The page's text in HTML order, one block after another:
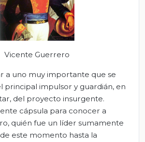
Vicente Guerrero
a uno muy importante que se
principal impulsor y guardián, en
del proyecto insurgente.
cápsula para conocer a
quién fue un líder sumamente
este momento hasta la